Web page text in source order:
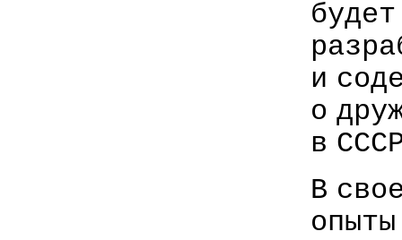
и
о
в
В